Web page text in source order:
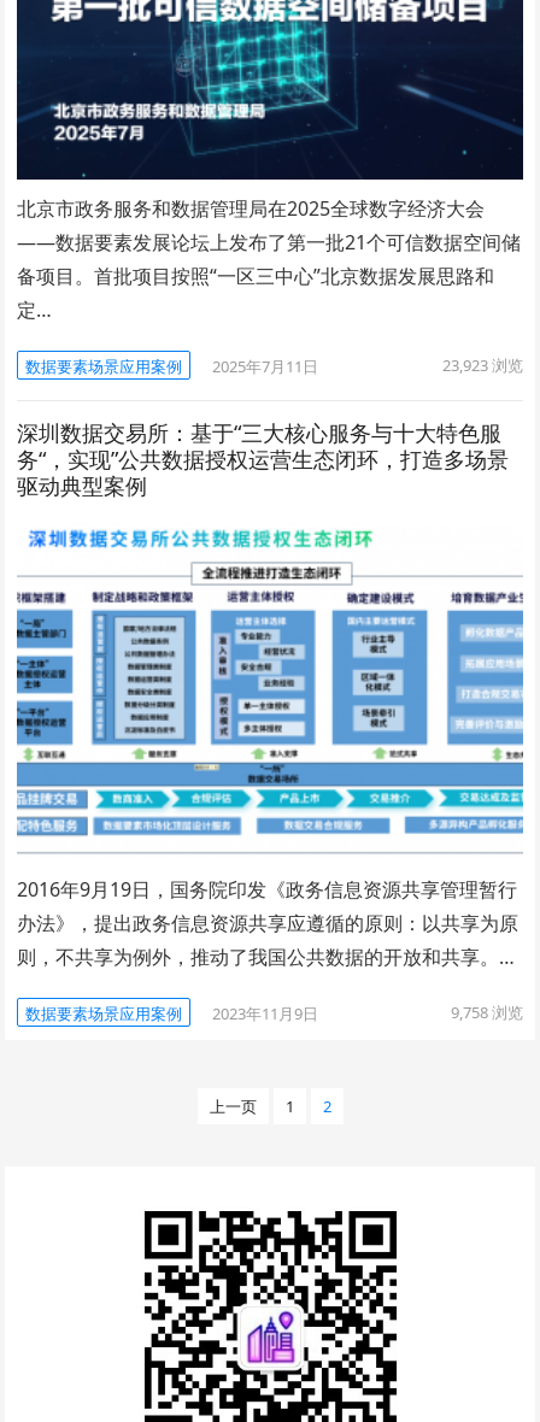
北京市政务服务和数据管理局在2025全球数字经济大会
——数据要素发展论坛上发布了第一批21个可信数据空间储
备项目。首批项目按照“一区三中心”北京数据发展思路和
定…
数据要素场景应用案例 2025年7月11日 23,923浏览
深圳数据交易所：基于“三大核心服务与十大特色服
务“，实现”公共数据授权运营生态闭环，打造多场景
驱动典型案例
2016年9月19日，国务院印发《政务信息资源共享管理暂行
办法》，提出政务信息资源共享应遵循的原则：以共享为原
则，不共享为例外，推动了我国公共数据的开放和共享。…
数据要素场景应用案例 2023年11月9日 9,758浏览
上一页 1 2